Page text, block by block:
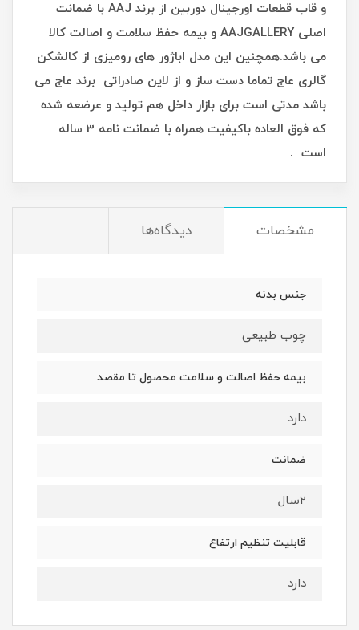
و قاب قطعات اورجینال دوربین از برند AAJ با ضمانت
اصلی AAJGALLERY و بیمه حفظ سلامت و اصالت کالا
می باشد.همچنین این مدل اباژور های رومیزی از کالشکن
گالری عاج تماما دست ساز و از لاین صادراتی برند عاج می
باشد مدتی است برای بازار داخل هم تولید و عرضعه شده
که فوق العاده باکیفیت همراه با ضمانت نامه 3 ساله
است .
مشخصات دیدگاه‌ها
جنس بدنه
چوب طبیعی
بیمه حفظ اصالت و سلامت محصول تا مقصد
دارد
ضمانت
2سال
قابلیت تنظیم ارتفاع
دارد